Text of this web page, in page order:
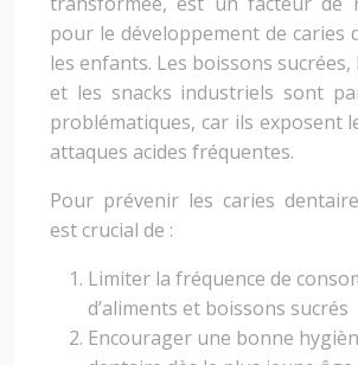
pour le développement de caries
les enfants. Les boissons sucrées,
et les snacks industriels sont
problématiques, car ils exposent
attaques acides fréquentes.
Pour prévenir les caries
est crucial de :
Limiter la fréquence de
d’aliments et boissons sucrés
Encourager une bonne